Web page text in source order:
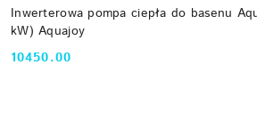
Inwerterowa pompa ciepła do basenu
kW) Aquajoy
Cena:
10450.00